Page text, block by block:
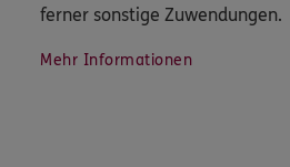
ferner sonstige Zuwendungen.
Mehr Informationen